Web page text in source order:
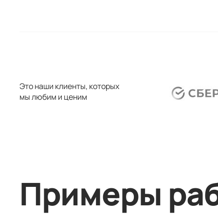
Это наши клиенты, которых
мы любим и ценим
Примеры